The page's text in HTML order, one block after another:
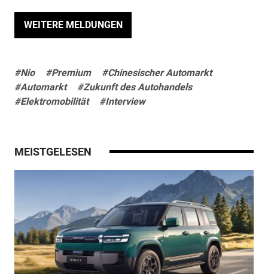
WEITERE MELDUNGEN
#Nio #Premium
#Chinesischer Automarkt
#Automarkt
#Zukunft des Autohandels
#Elektromobilität
#Interview
MEISTGELESEN